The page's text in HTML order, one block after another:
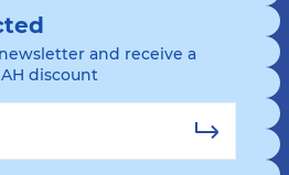
and receive a
discount